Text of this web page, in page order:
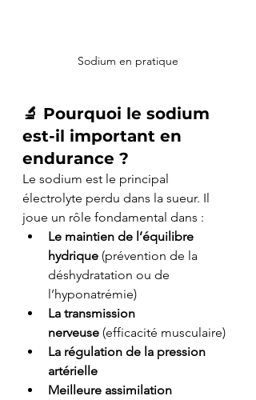
Sodium en pratique
🔬 Pourquoi le sodium
est-il important en
endurance ?
Le sodium est le principal
électrolyte perdu dans la sueur. Il
joue un rôle fondamental dans :
Le maintien de l’équilibre
hydrique (prévention de la
déshydratation ou de
l’hyponatrémie)
La transmission
nerveuse (efficacité musculaire)
La régulation de la pression
artérielle
Meilleure assimilation